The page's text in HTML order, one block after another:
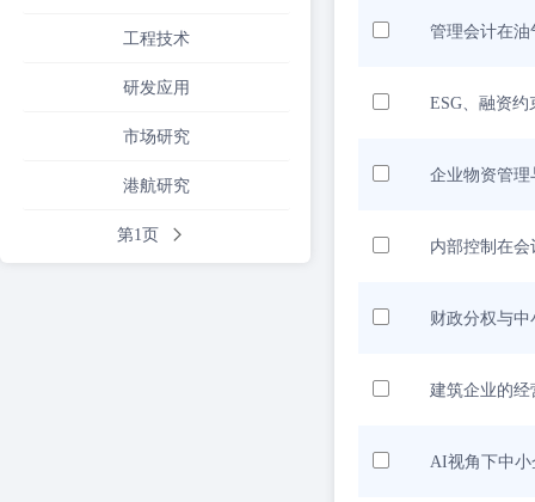
工程技术
研发应用
市场研究
港航研究
第1页
管理会计在
ESG、融资
企业物资管
内部控制在
财政分权与
建筑企业的
AI视角下中